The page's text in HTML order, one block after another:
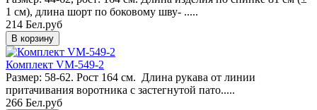
1 см), длина шорт по боковому шву- .....
214 Бел.руб
Комплект VM-549-2
Размер: 58-62. Рост 164 см. Длина рукава от линии
притачивания воротника с застегнутой пато.....
266 Бел.руб